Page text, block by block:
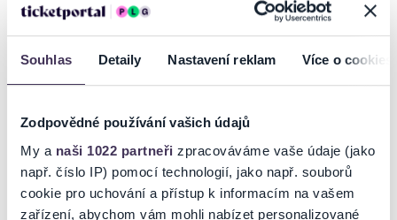
Souhlas Detaily Nastavení reklam Více o cookies
Zodpovědné používání vašich údajů
My a naši 1022 partneři zpracováváme vaše údaje (jako
např. číslo IP) pomocí technologií, jako např. souborů
cookie pro uchování a přístup k informacím na vašem
zařízení, abychom vám mohli nabízet personalizované
Usporiadateľ sa v zmysle čl. 30 ods. 1 písm. e) nariadenia
www.ticketportal.sk
, iba výrobky alebo
služby, ktoré sú v súlade s uplatniteľným právom
Európskej únie. Príslušné informácie a kontakty podľa
NA MAPE